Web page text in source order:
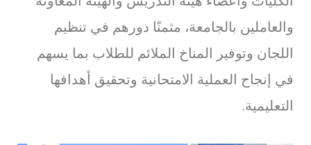
والعاملين بالجامعة، مثمنًا دورهم في تنظيم
اللجان وتوفير المناخ الملائم للطلاب بما يسهم
في إنجاح العملية الامتحانية وتحقيق أهدافها
التعليمية.